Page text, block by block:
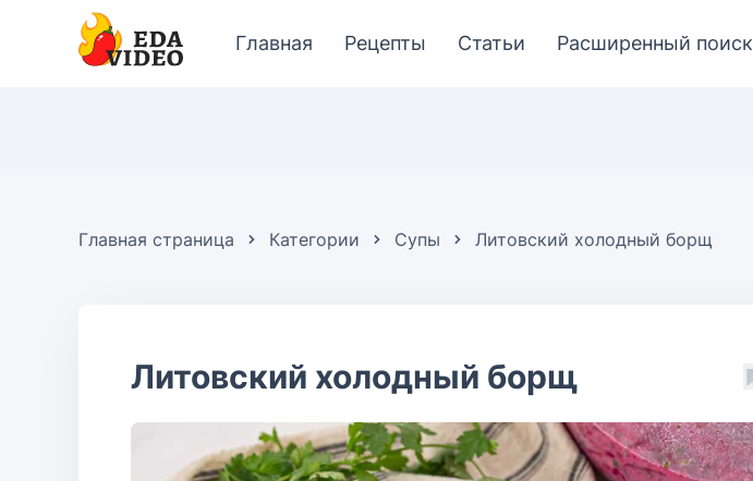
Главная Рецепты Статьи Расширенный поиск
Главная страница Категории Супы Литовский холодный борщ
Литовский холодный борщ